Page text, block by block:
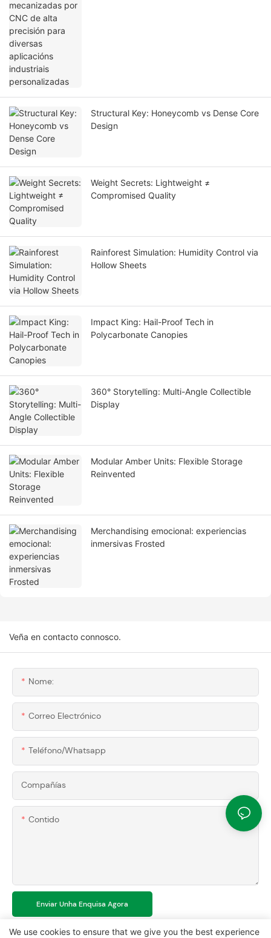
Structural Key: Honeycomb vs Dense Core
Design
Weight Secrets: Lightweight ≠
Compromised Quality
Rainforest Simulation: Humidity Control via
Hollow Sheets
Impact King: Hail-Proof Tech in
Polycarbonate Canopies
360° Storytelling: Multi-Angle Collectible
Display
Modular Amber Units: Flexible Storage
Reinvented
Merchandising emocional: experiencias
inmersivas Frosted
Veña en contacto connosco.
Nome:
Correo Electrónico
Teléfono/whatsapp
Compañías
Contido
Enviar Unha Enquisa Agora
We use cookies to ensure that we give you the best experience